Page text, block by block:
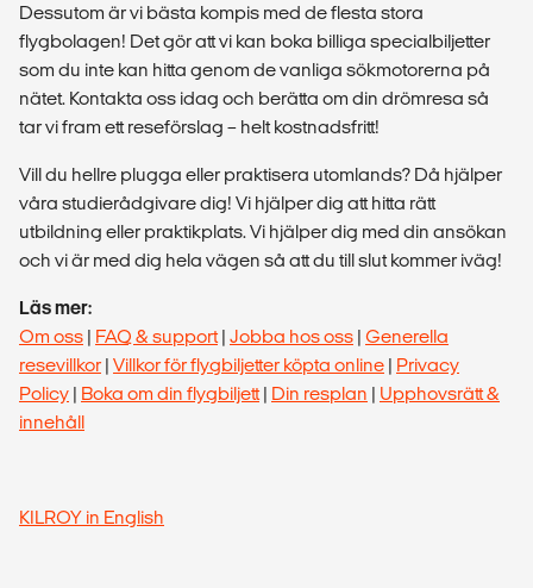
Dessutom är vi bästa kompis med de flesta stora
flygbolagen! Det gör att vi kan boka billiga specialbiljetter
som du inte kan hitta genom de vanliga sökmotorerna på
nätet. Kontakta oss idag och berätta om din drömresa så
tar vi fram ett reseförslag – helt kostnadsfritt!
Vill du hellre plugga eller praktisera utomlands? Då hjälper
våra studierådgivare dig! Vi hjälper dig att hitta rätt
utbildning eller praktikplats. Vi hjälper dig med din ansökan
och vi är med dig hela vägen så att du till slut kommer iväg!
Läs mer:
Om oss | FAQ & support| Jobba hos oss | Generella
resevillkor | Villkor för flygbiljetter köpta online | Privacy
Policy | Boka om din flygbiljett| Din resplan | Upphovsrätt &
innehåll
KILROY in English